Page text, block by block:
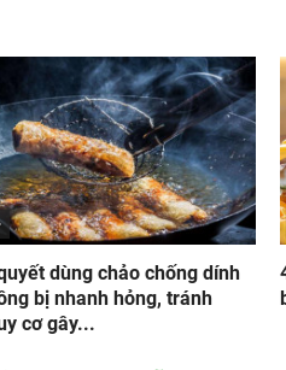
dùng chảo chống dính
bị nhanh hỏng, tránh
cơ gây...